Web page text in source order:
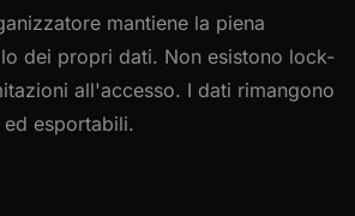
mantiene la piena
dei propri dati. Non esistono lock-
all'accesso. I dati rimangono
esportabili.